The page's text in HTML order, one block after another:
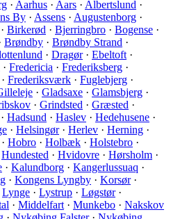
· Aarhus · Aars · Albertslund ·
By · Assens · Augustenborg ·
· Birkerød · Bjerringbro · Bogense ·
Brøndby · Brøndby Strand ·
· Dragør· Ebeltoft ·
· Fredericia · Frederiksberg ·
· Frederiksværk · Fuglebjerg ·
· Gladsaxe · Glamsbjerg ·
· Grindsted · Græsted ·
· Hadsund · Haslev · Hedehusene ·
· Helsingør· Herlev · Herning ·
· Hobro · Holbæk · Holstebro ·
Hundested · Hvidovre · Hørsholm ·
· Kalundborg · Kangerlussuaq ·
· Kongens Lyngby · Korsør·
Lynge · Lystrup · Løgstør·
· Middelfart · Munkebo · Nakskov